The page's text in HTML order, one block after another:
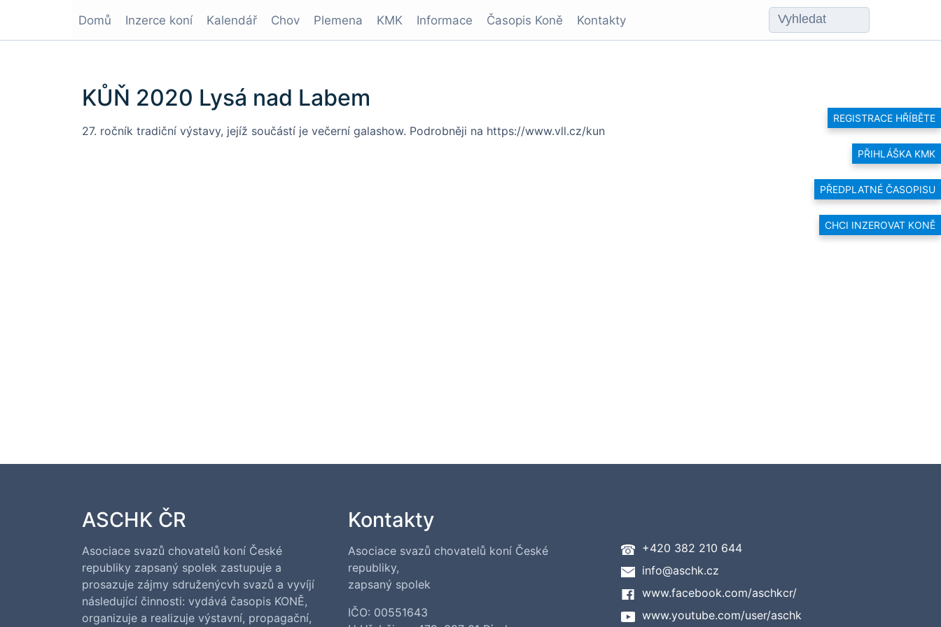
REGISTRACE HŘÍBĚTE
PŘIHLÁŠKA KMK
PŘEDPLATNÉ ČASOPISU
CHCI INZEROVAT KONĚ
Domů Inzerce koní Kalendář Chov Plemena KMK Informace Časopis Koně Kontakty
KŮŇ 2020 Lysá nad Labem
27. ročník tradiční výstavy, jejíž součástí je večerní galashow. Podrobněji na https://www.vll.cz/kun
ASCHK ČR
Asociace svazů chovatelů koní České
republiky zapsaný spolek zastupuje a
prosazuje zájmy sdruženýcvh svazů a vyvíjí
následující činnosti: vydává časopis KONĚ,
organizuje a realizuje výstavní, propagační,
Kontakty
Asociace svazů chovatelů koní České
republiky,
zapsaný spolek
IČO: 00551643
+420 382 210 644
info@aschk.cz
www.facebook.com/aschkcr/
www.youtube.com/user/aschk